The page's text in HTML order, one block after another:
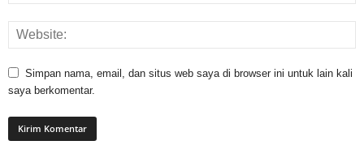
Simpan nama, email, dan situs web saya di browser ini untuk lain kali
saya berkomentar.